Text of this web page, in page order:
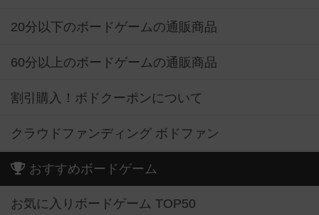
20分以下のボードゲームの通販商品
60分以上のボードゲームの通販商品
割引購入！ボドクーポンについて
クラウドファンディング ボドファン
おすすめボードゲーム
お気に入りボードゲーム TOP50